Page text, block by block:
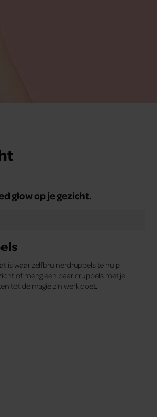
glow op je gezicht.
is waarzelfbruinerdruppels te hulp
of meng een paar druppels met je
tot de magie z’n werk doet.